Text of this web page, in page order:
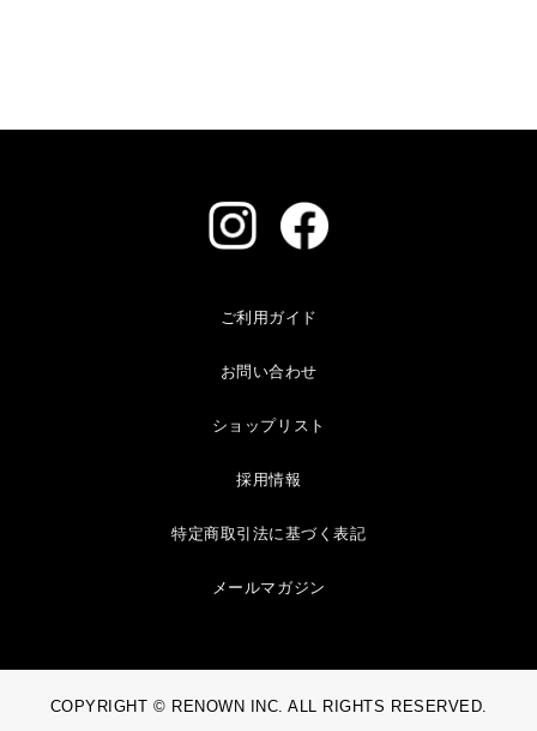
ご利用ガイド
お問い合わせ
ショップリスト
採用情報
特定商取引法に基づく表記
メールマガジン
COPYRIGHT © RENOWN INC. ALL RIGHTS RESERVED.